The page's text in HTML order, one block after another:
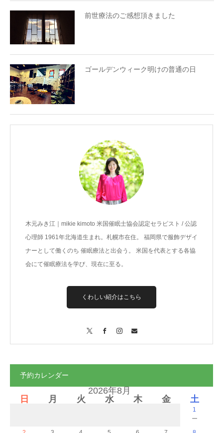
前世療法のご感想頂きました
ゴールデンウィーク明けの普通の日
木元みき江｜mikie kimoto 米国催眠士協会認定セラピスト / 公認
心理師 1961年北海道生まれ。札幌市在住。 福岡県で服飾デザイ
ナーとして働くのち 催眠療法と出会う。 米国を代表とする各協
会にて催眠療法を学び、現在に至る。
くわしい紹介はこちら
予約カレンダー
2026年8月
日
月 火 水 木 金 土
1
－